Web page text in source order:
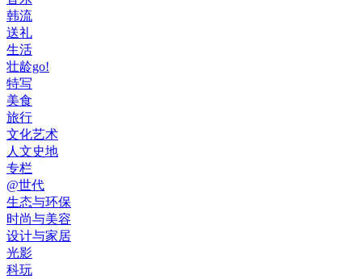
韩流
送礼
生活
壮龄go!
特写
美食
旅行
文化艺术
人文史地
专栏
@世代
生态与环保
时尚与美容
设计与家居
光影
科玩